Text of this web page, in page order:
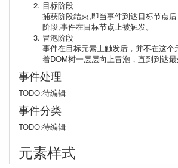
目标阶段
捕获阶段结束,即当事件到达目标节点
阶段,事件在目标节点上被触发。
冒泡阶段
事件在目标元素上触发后，并不在这个
着DOM树一层层向上冒泡，直到到达最
事件处理
TODO:待编辑
事件分类
TODO:待编辑
元素样式